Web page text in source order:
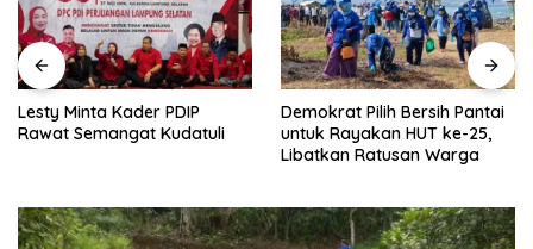
Demokrat Pilih Bersih Pantai
untuk Rayakan HUT ke-25,
Harlah ke-28, PKB
Gelar Pasar Murah, Donor
Darah hingga Dialog